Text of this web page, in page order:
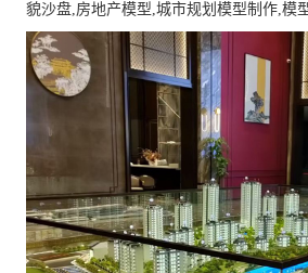
貌沙盘,房地产模型,城市规划模型制作,模